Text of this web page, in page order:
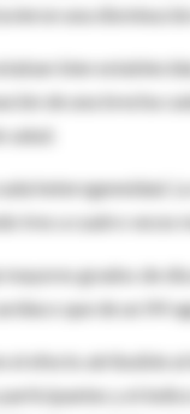
una
bien
de una brecha
heterogeneidad.
tres a cuatro
mayores grados de
que de un IM
el efecto atribuible
y el